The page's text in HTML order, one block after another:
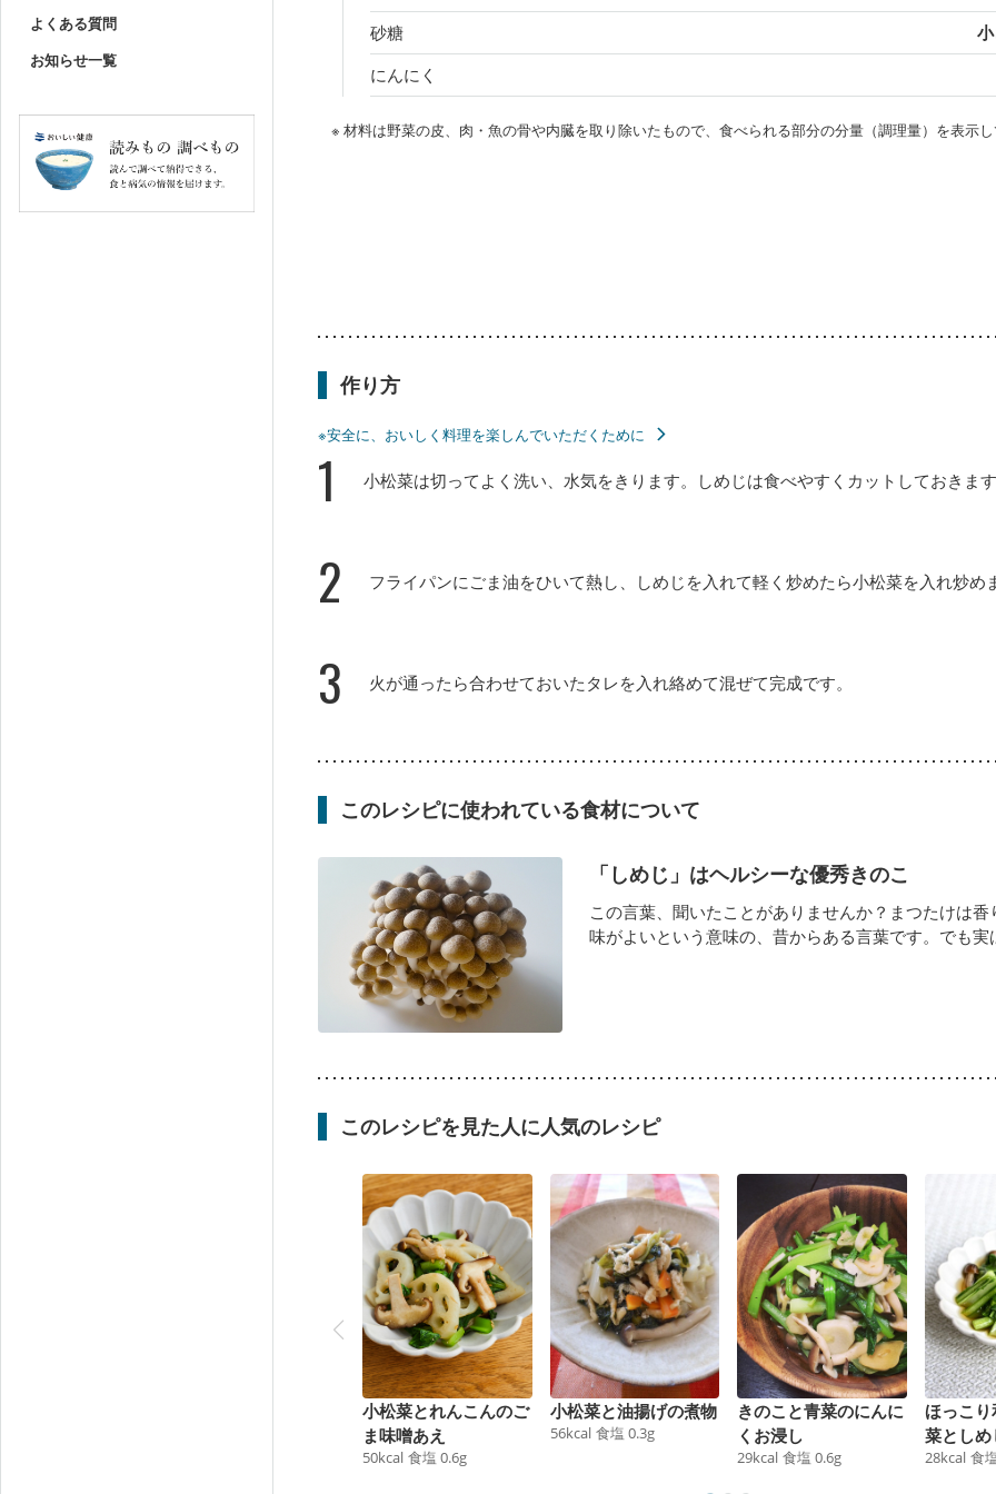
よくある質問
お知らせ一覧
砂糖
にんにく
※ 材料は野菜の皮、肉・魚の骨や内臓を取り除いたもので、食べられる部分の分量（調理量）を表示し
作り方
※安全に、おいしく料理を楽しんでいただくために
1 小松菜は切ってよく洗い、水気をきります。しめじは食べやすくカットしておきます
2 フライパンにごま油をひいて熱し、しめじを入れて軽く炒めたら小松菜を入れ炒め
3 火が通ったら合わせておいたタレを入れ絡めて混ぜて完成です。
このレシピに使われている食材について
「しめじ」はヘルシーな優秀きのこ
この言葉、聞いたことがありませんか？まつたけは香
味がよいという意味の、昔からある言葉です。でも実
このレシピを見た人に人気のレシピ
小松菜とれんこんのご
ま味噌あえ
50kcal 食塩 0.6g
小松菜と油揚げの煮物
56kcal 食塩 0.3g
きのこと青菜のにんに
くお浸し
29kcal 食塩 0.6g
ほっこ
菜とし
28kcal 食